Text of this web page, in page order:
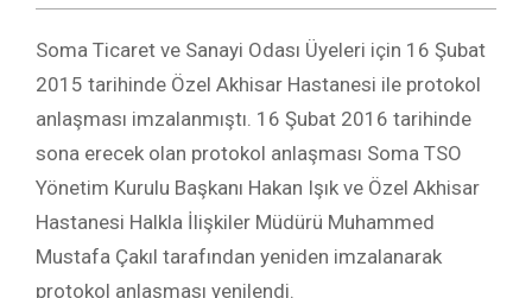
Soma Ticaret ve Sanayi Odası Üyeleri için 16 Şubat
2015 tarihinde Özel Akhisar Hastanesi ile protokol
anlaşması imzalanmıştı. 16 Şubat 2016 tarihinde
sona erecek olan protokol anlaşması Soma TSO
Yönetim Kurulu Başkanı Hakan Işık ve Özel Akhisar
Hastanesi Halkla İlişkiler Müdürü Muhammed
Mustafa Çakıl tarafından yeniden imzalanarak
protokol anlaşması yenilendi.